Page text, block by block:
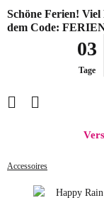
Schöne Ferien!
dem Code:
03
Tage
Accessoires